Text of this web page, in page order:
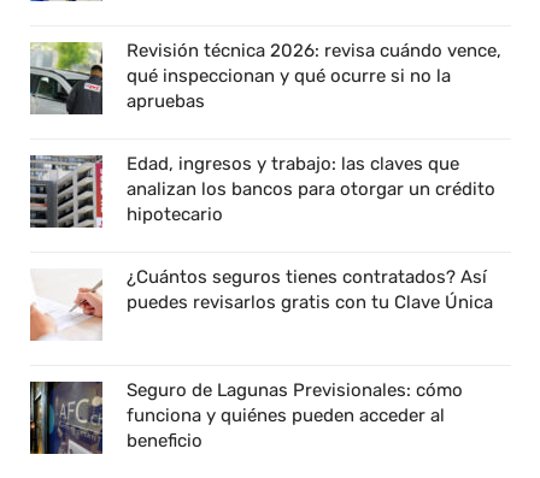
Revisión técnica 2026: revisa cuándo vence,
qué inspeccionan y qué ocurre si no la
apruebas
Edad, ingresos y trabajo: las claves que
analizan los bancos para otorgar un crédito
hipotecario
¿Cuántos seguros tienes contratados? Así
puedes revisarlos gratis con tu Clave Única
Seguro de Lagunas Previsionales: cómo
funciona y quiénes pueden acceder al
beneficio